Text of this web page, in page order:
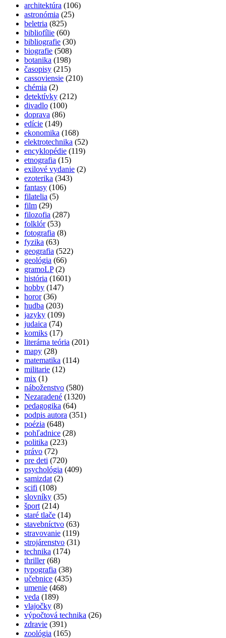
architektúra (106)
astronómia (25)
beletria (825)
bibliofílie (60)
bibliografie (30)
biografie (508)
botanika (198)
časopisy (215)
cassoviensie (210)
chémia (2)
detektívky (212)
divadlo (100)
doprava (86)
edície (149)
ekonomika (168)
elektrotechnika (52)
encyklopédie (119)
etnografia (15)
exilové vydanie (2)
ezoterika (343)
fantasy (106)
filatelia (5)
film (29)
filozofia (287)
folklór (53)
fotografia (8)
fyzika (63)
geografia (522)
geológia (66)
gramoLP (2)
história (1601)
hobby (147)
horor (36)
hudba (203)
jazyky (109)
judaica (74)
komiks (17)
literárna teória (201)
mapy (28)
matematika (114)
militarie (12)
mix (1)
náboženstvo (580)
Nezaradené (1320)
pedagogika (64)
podpis autora (351)
poézia (648)
pohľadnice (28)
politika (223)
právo (72)
pre deti (720)
psychológia (409)
samizdat (2)
scifi (108)
slovníky (35)
šport (214)
staré tlače (14)
stavebníctvo (63)
stravovanie (119)
strojárenstvo (31)
technika (174)
thriller (68)
typografia (38)
učebnice (435)
umenie (468)
veda (189)
vlajočky (8)
výpočtová technika (26)
zdravie (391)
zoológia (165)